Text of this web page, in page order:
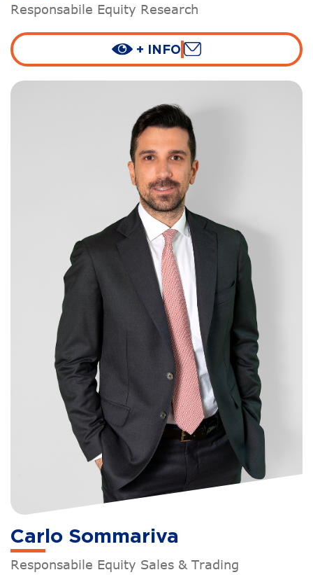
Responsabile Equity Research
+ INFO
Carlo Sommariva
Responsabile Equity Sales & Trading